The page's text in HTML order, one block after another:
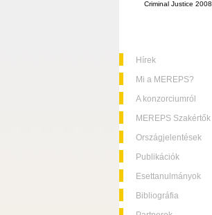
Criminal Justice 2008
Hírek
Mi a MEREPS?
A konzorciumról
MEREPS Szakértők
Országjelentések
Publikációk
Esettanulmányok
Bibliográfia